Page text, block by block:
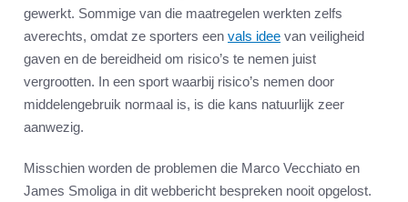
gewerkt. Sommige van die maatregelen werkten zelfs
averechts, omdat ze sporters een vals idee van veiligheid
gaven en de bereidheid om risico’s te nemen juist
vergrootten. In een sport waarbij risico’s nemen door
middelengebruik normaal is, is die kans natuurlijk zeer
aanwezig.
Misschien worden de problemen die Marco Vecchiato en
James Smoliga in dit webbericht bespreken nooit opgelost.